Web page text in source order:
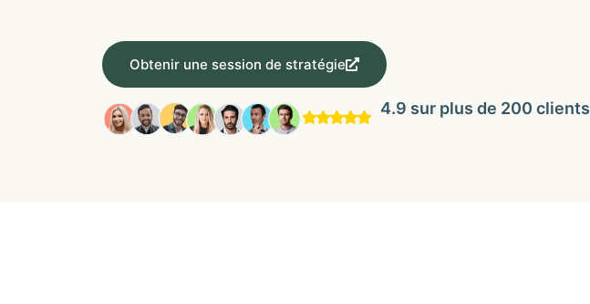
Obtenir une session de stratégie
4.9 sur plus de 200 clients